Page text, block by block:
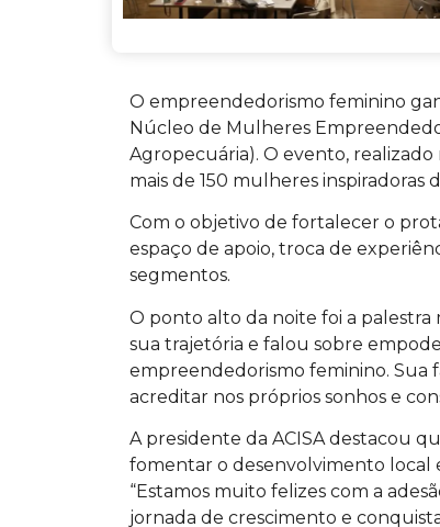
O empreendedorismo feminino
Núcleo de Mulheres
Agropecuária). O evento,
mais de 150 mulheres inspiradoras
Com o objetivo de fortalecer o
espaço de apoio, troca de
segmentos.
O ponto alto da noite foi a
sua trajetória e falou sobre
empreendedorismo feminino. Sua
acreditar nos próprios sonhos e
A presidente da ACISA destacou
fomentar o desenvolvimento local
“Estamos muito felizes com a
jornada de crescimento e